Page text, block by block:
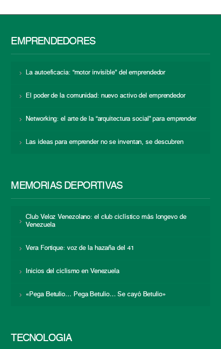
EMPRENDEDORES
La autoeficacia: “motor invisible” del emprendedor
El poder de la comunidad: nuevo activo del emprendedor
Networking: el arte de la “arquitectura social” para emprender
Las ideas para emprender no se inventan, se descubren
MEMORIAS DEPORTIVAS
Club Veloz Venezolano: el club ciclístico más longevo de
Venezuela
Vera Fortique: voz de la hazaña del 41
Inicios del ciclismo en Venezuela
«Pega Betulio… Pega Betulio… Se cayó Betulio»
TECNOLOGÍA